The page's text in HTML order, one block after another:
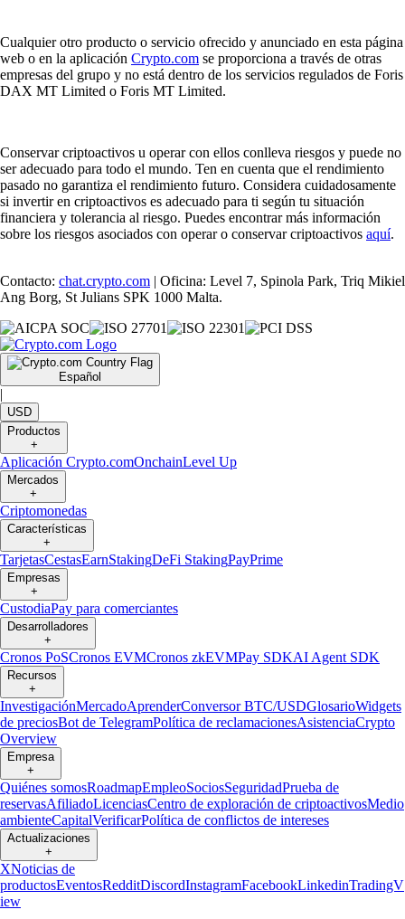
Cualquier otro producto o servicio ofrecido y anunciado en esta página
web o en la aplicación Crypto.com se proporciona a través de otras
empresas del grupo y no está dentro de los servicios regulados de Foris
DAX MT Limited o Foris MT Limited.
Conservar criptoactivos u operar con ellos conlleva riesgos y puede no
ser adecuado para todo el mundo. Ten en cuenta que el rendimiento
pasado no garantiza el rendimiento futuro. Considera cuidadosamente
si invertir en criptoactivos es adecuado para ti según tu situación
financiera y tolerancia al riesgo. Puedes encontrar más información
sobre los riesgos asociados con operar o conservar criptoactivos aquí.
Contacto: chat.crypto.com | Oficina: Level 7, Spinola Park, Triq Mikiel
Ang Borg, St Julians SPK 1000 Malta.
Español
|
USD
Productos
+
Aplicación Crypto.comOnchainLevel Up
Mercados
+
Criptomonedas
Características
+
TarjetasCestasEarnStakingDeFi StakingPayPrime
Empresas
+
CustodiaPay para comerciantes
Desarrolladores
+
Cronos PoSCronos EVMCronos zkEVMPay SDKAI Agent SDK
Recursos
+
InvestigaciónMercadoAprenderConversor BTC/USDGlosarioWidgets
de preciosBot de TelegramPolítica de reclamacionesAsistenciaCrypto
Overview
Empresa
+
Quiénes somosRoadmapEmpleoSociosSeguridadPrueba de
reservasAfiliadoLicenciasCentro de exploración de criptoactivosMedio
ambienteCapitalVerificarPolítica de conflictos de intereses
Actualizaciones
+
XNoticias de
productosEventosRedditDiscordInstagramFacebookLinkedinTradingV
iew